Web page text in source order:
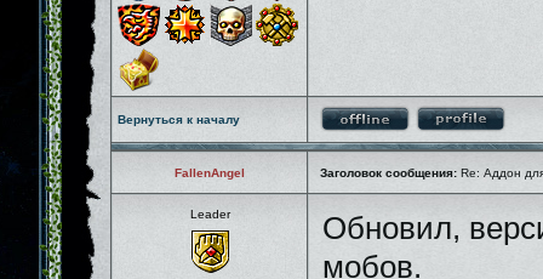
Вернуться к началу
FallenAngel Заголовок сообщения: Re: Аддон
Leader
Обновил,
мобов.